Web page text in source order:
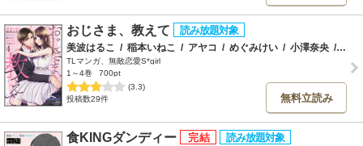
おじさま、教えて
美波はるこ / 稲本いねこ / アヤコ / めぐみけい / 小澤奈央 / 笹
TLマンガ、無敵恋愛S*girl
1～4巻
700pt
(3.3)
投稿数29件
無料立読み
食KINGダンディー